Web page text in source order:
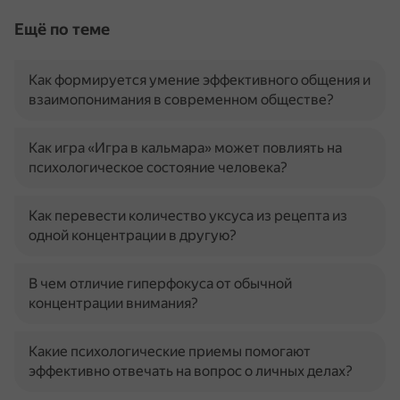
Ещё по теме
Как формируется умение эффективного общения и
взаимопонимания в современном обществе?
Как игра «Игра в кальмара» может повлиять на
психологическое состояние человека?
Как перевести количество уксуса из рецепта из
одной концентрации в другую?
В чем отличие гиперфокуса от обычной
концентрации внимания?
Какие психологические приемы помогают
эффективно отвечать на вопрос о личных делах?